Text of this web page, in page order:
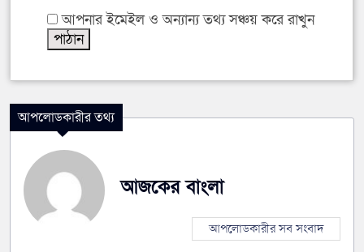
আপনার ইমেইল ও অন্যান্য তথ্য সঞ্চয় করে রাখুন
আপলোডকারীর তথ্য
আজকের বাংলা
আপলোডকারীর সব সংবাদ